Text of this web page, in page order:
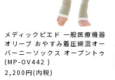
メディックピエド 一般医療機器
オリーブ おやすみ着圧綿混オー
バーニーソックス オープントゥ
(MP-OV442 )
2,200円(内税)